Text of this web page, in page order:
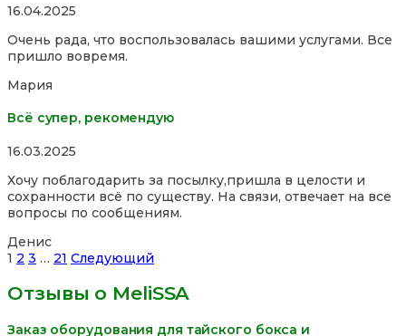
Rated
out
of
16.04.2025
Очень рада, что воспользовалась вашими услугами. Все
пришло вовремя.
Мария
Всё супер, рекомендую
Rated
out
of
5
16.03.2025
Хочу поблагодарить за посылку,пришла в целости и
сохранности всё по существу. На связи, отвечает на все
вопросы по сообщениям.
Денис
Site
Reviews
навигация
Страница
1 Страница
2 Страница
3 … Страница
21 Следующий
Отзывы о MeliSSA
Заказ оборудования для тайского бокса и